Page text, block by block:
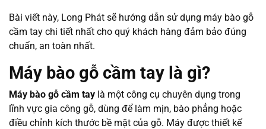
Bài viết này, Long Phát sẽ hướng dẫn sử dụng máy bào gỗ
cầm tay chi tiết nhất cho quý khách hàng đảm bảo đúng
chuẩn, an toàn nhất.
Máy bào gỗ cầm tay là gì?
Máy bào gỗ cầm tay là một công cụ chuyên dụng trong
lĩnh vực gia công gỗ, dùng để làm mịn, bào phẳng hoặc
điều chỉnh kích thước bề mặt của gỗ. Máy được thiết kế